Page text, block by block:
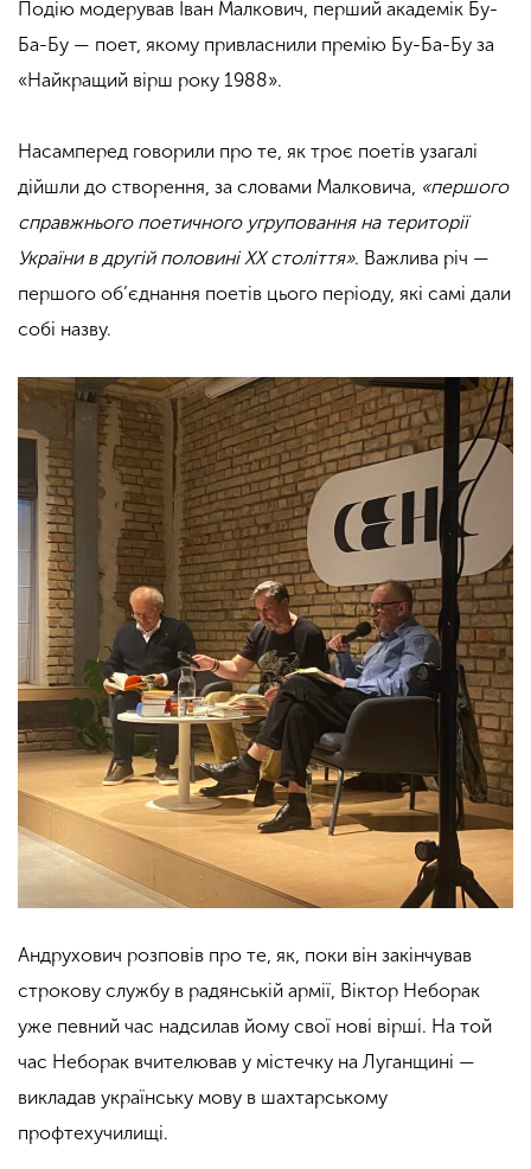
Подію модерував Іван Малкович, перший академік Бу-
Ба-Бу — поет, якому привласнили премію Бу-Ба-Бу за
«Найкращий вірш року 1988».
Насамперед говорили про те, як троє поетів узагалі
дійшли до створення, за словами Малковича, «першого
справжнього поетичного угруповання на території
України в другій половині ХХ століття». Важлива річ —
першого об’єднання поетів цього періоду, які самі дали
собі назву.
Андрухович розповів про те, як, поки він закінчував
строкову службу в радянській армії, Віктор Неборак
уже певний час надсилав йому свої нові вірші. На той
час Неборак вчителював у містечку на Луганщині —
викладав українську мову в шахтарському
профтехучилищі.